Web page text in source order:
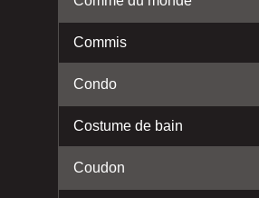
Commis
Condo
Costume de bain
Coudon